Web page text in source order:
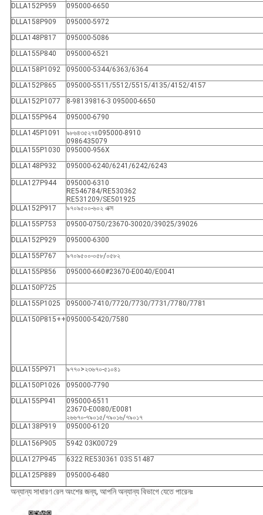
DLLA152P959
095000-6650
DLLA158P909
095000-5972
DLLA148P817
095000-5086
DLLA155P840
095000-6521
DLLA158P1092
095000-5344/6363/6364
DLLA152P865
095000-5511/5512/5515/4135/4152/4157
DLLA152P1077
8-98139816-3 095000-6650
DLLA155P964
095000-6790
DLLA145P1091
৯৮৬৪৩৫২৭৪095000-8910
0986435079
DLLA155P1030
095000-956X
DLLA148P932
095000-6240/6241/6242/6243
DLLA127P944
095000-6310
RE546784/RE530362
RE531209/SE501925
DLLA152P917
৯৭০৯৫০০-৬০২ এক্স
DLLA155P753
09500-0750/23670-30020/39025/39026
DLLA152P929
095000-6300
DLLA155P767
৯৭০৯৫০০-০৫৮/০৫৮২
DLLA155P856
095000-660#23670-E0040/E0041
DLLA150P725
DLLA155P1025
095000-7410/7720/7730/7731/7780/7781
DLLA150P815++ 095000-5420/7580
DLLA155P971
৯৭৭০>২৩৬৭০-৫১০৪১
DLLA150P1026
095000-7790
DLLA155P941
095000-6511
23670-E0080/E0081
২৬৬৭০-৭৯০১৫/৭৯০১৬/৭৯০১৭
DLLA138P919
095000-6120
DLLA156P905
5942 03K00729
DLLA127P945
6322 RE530361 03S 51487
DLLA125P889
095000-6480
অন্যান্য সাধারণ রেল অংশের জন্য, আপনি অন্যান্য বিভাগে যেতে পারেনঃ